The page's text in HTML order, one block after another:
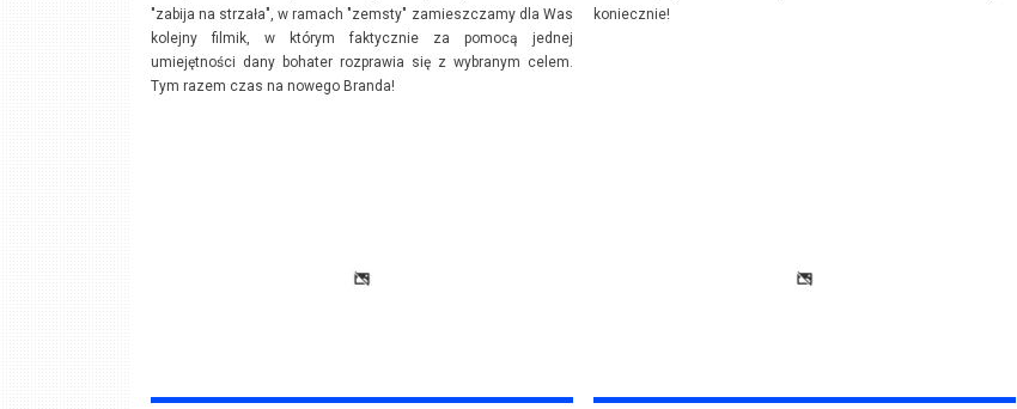
"zabija na strzała", w ramach "zemsty" zamieszczamy dla Was
kolejny filmik, w którym faktycznie za pomocą jednej
umiejętności dany bohater rozprawia się z wybranym celem.
Tym razem czas na nowego Branda!
koniecznie!